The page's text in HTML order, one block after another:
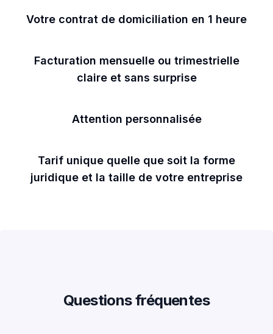
Votre contrat de domiciliation en 1 heure
Facturation mensuelle ou trimestrielle
claire et sans surprise
Attention personnalisée
Tarif unique quelle que soit la forme
juridique et la taille de votre entreprise
Questions fréquentes